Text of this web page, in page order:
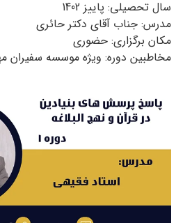
سال تحصیلی: پاییز 1402
مدرس: جناب آقای دکتر حائری
مکان برگزاری: حضوری
مخاطبین دوره: ویژه موسسه سفیران